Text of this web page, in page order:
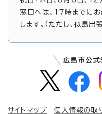
窓口へは、17時までに
します。（ただし、似島
広島市公
サイトマップ 個人情報の取